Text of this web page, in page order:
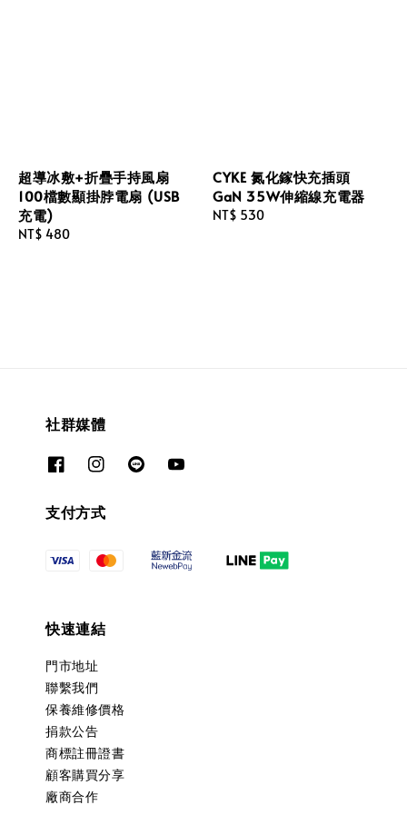
超導冰敷+折疊手持風扇
100檔數顯掛脖電扇 (USB
充電)
Regular
NT$ 480
CYKE 氮化鎵快充插頭
GaN 35W伸縮線充電器
Regular
NT$ 530
社群媒體
支付方式
快速連結
門市地址
聯繫我們
保養維修價格
捐款公告
商標註冊證書
顧客購買分享
廠商合作